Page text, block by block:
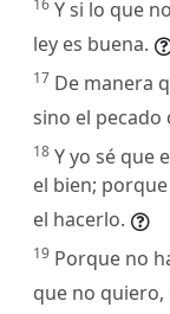
Y si lo que
ley es buena.
17 De manera
sino el pecado
18 Y yo sé que
el bien;
el hacerlo.
19 Porque no
que no quiero,